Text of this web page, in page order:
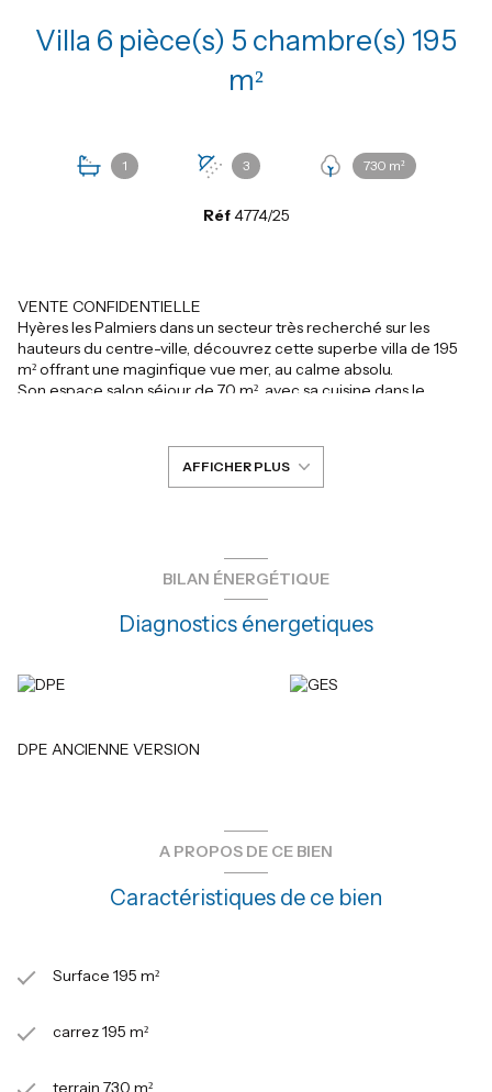
Villa 6 pièce(s) 5 chambre(s) 195
m²
1 3 730 m²
Réf4774/25
VENTE CONFIDENTIELLE
Hyères les Palmiers dans un secteur très recherché sur les
hauteurs du centre-ville, découvrez cette superbe villa de 195
m² offrant une maginfique vue mer, au calme absolu.
Son espace salon séjour de 70 m², avec sa cuisine dans le
serez attirés soit par le panorama soit par les terrasses avec la
piscine, à l'abri des regards.
Elle offre 5 belles chambres dont 4 avec chacune salle d'eau ou
Le terrain de 730 m² est entièrement arboré et vous
bénéicierez d'un garage et de nombreuses places de parking.
La siutation et les prestations font de cette villa un bien unique
sur un secteur unique de la ville de Hyères Les Palmiers
AFFICHER PLUS
BILAN ÉNERGÉTIQUE
Diagnostics énergetiques
DPE ANCIENNE VERSION
A PROPOS DE CE BIEN
Caractéristiques de ce bien
Surface 195 m²
carrez 195 m²
terrain 730 m²